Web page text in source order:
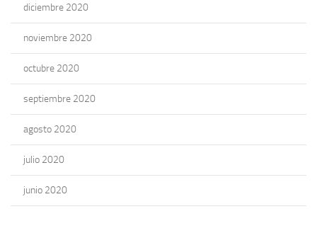
diciembre 2020
noviembre 2020
octubre 2020
septiembre 2020
agosto 2020
julio 2020
junio 2020